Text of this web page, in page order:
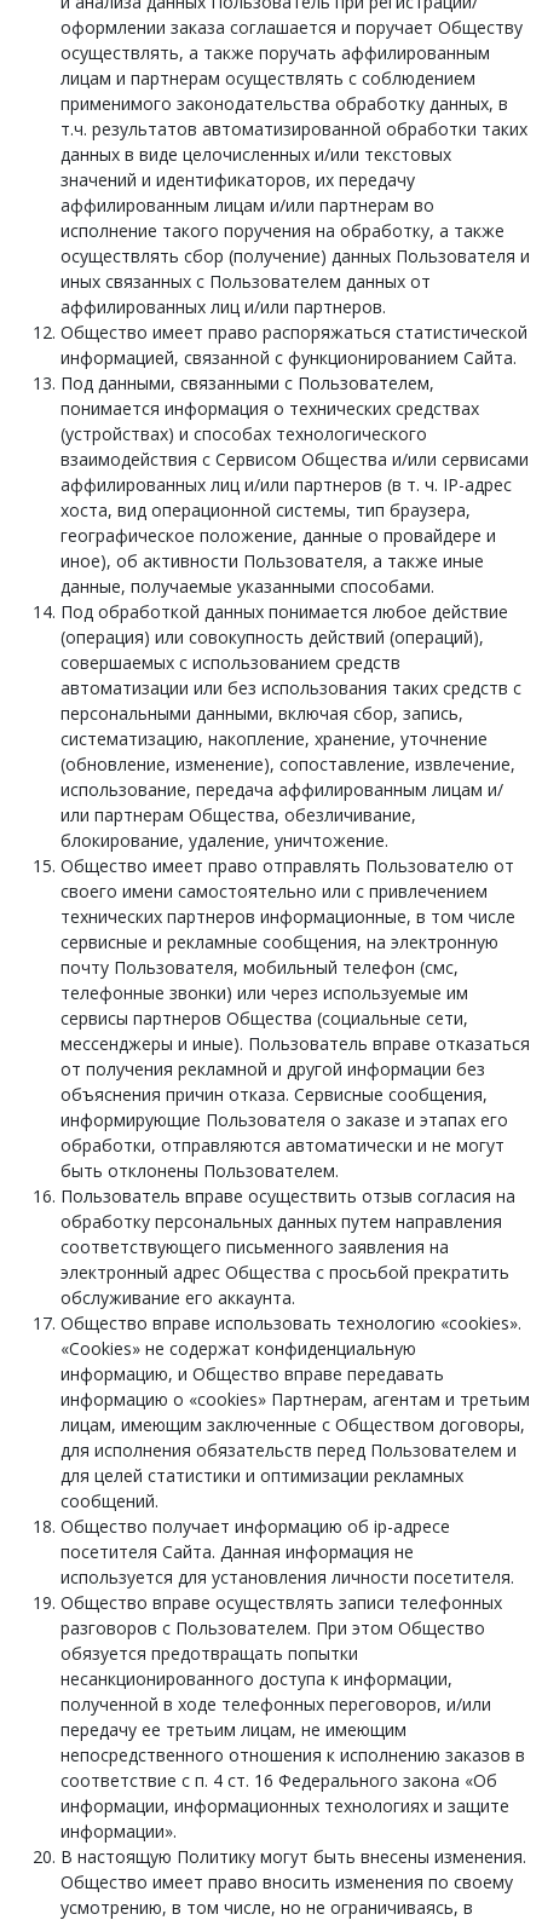
оформлении заказа соглашается и поручает Обществу
осуществлять, а также поручать аффилированным
лицам и партнерам осуществлять с соблюдением
применимого законодательства обработку данных, в
т.ч. результатов автоматизированной обработки таких
данных в виде целочисленных и/или текстовых
значений и идентификаторов, их передачу
аффилированным лицам и/или партнерам во
исполнение такого поручения на обработку, а также
осуществлять сбор (получение) данных Пользователя и
иных связанных с Пользователем данных от
аффилированных лиц и/или партнеров.
Общество имеет право распоряжаться статистической
информацией, связанной с функционированием Сайта.
Под данными, связанными с Пользователем,
понимается информация о технических средствах
(устройствах) и способах технологического
взаимодействия с Сервисом Общества и/или сервисами
аффилированных лиц и/или партнеров (в т. ч. IP-адрес
хоста, вид операционной системы, тип браузера,
географическое положение, данные о провайдере и
иное), об активности Пользователя, а также иные
данные, получаемые указанными способами.
Под обработкой данных понимается любое действие
(операция) или совокупность действий (операций),
совершаемых с использованием средств
автоматизации или без использования таких средств с
персональными данными, включая сбор, запись,
систематизацию, накопление, хранение, уточнение
(обновление, изменение), сопоставление, извлечение,
использование, передача аффилированным лицам и/
или партнерам Общества, обезличивание,
блокирование, удаление, уничтожение.
Общество имеет право отправлять Пользователю от
своего имени самостоятельно или с привлечением
технических партнеров информационные, в том числе
сервисные и рекламные сообщения, на электронную
почту Пользователя, мобильный телефон (смс,
телефонные звонки) или через используемые им
сервисы партнеров Общества (социальные сети,
мессенджеры и иные). Пользователь вправе отказаться
от получения рекламной и другой информации без
объяснения причин отказа. Сервисные сообщения,
информирующие Пользователя о заказе и этапах его
обработки, отправляются автоматически и не могут
быть отклонены Пользователем.
Пользователь вправе осуществить отзыв согласия на
обработку персональных данных путем направления
соответствующего письменного заявления на
электронный адрес Общества с просьбой прекратить
обслуживание его аккаунта.
Общество вправе использовать технологию «cookies».
«Cookies» не содержат конфиденциальную
информацию, и Общество вправе передавать
информацию о «cookies» Партнерам, агентам и третьим
лицам, имеющим заключенные с Обществом договоры,
для исполнения обязательств перед Пользователем и
для целей статистики и оптимизации рекламных
сообщений.
Общество получает информацию об ip-адресе
посетителя Сайта. Данная информация не
используется для установления личности посетителя.
Общество вправе осуществлять записи телефонных
разговоров с Пользователем. При этом Общество
обязуется предотвращать попытки
несанкционированного доступа к информации,
полученной в ходе телефонных переговоров, и/или
передачу ее третьим лицам, не имеющим
непосредственного отношения к исполнению заказов в
соответствие с п. 4 ст. 16 Федерального закона «Об
информации, информационных технологиях и защите
информации».
В настоящую Политику могут быть внесены изменения.
Общество имеет право вносить изменения по своему
усмотрению, в том числе, но не ограничиваясь, в